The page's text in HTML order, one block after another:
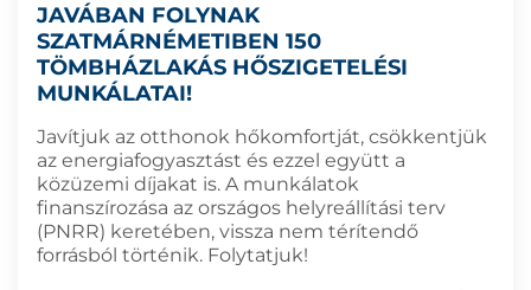
JAVÁBAN FOLYNAK
SZATMÁRNÉMETIBEN 150
TÖMBHÁZLAKÁS HŐSZIGETELÉSI
MUNKÁLATAI!
Javítjuk az otthonok hőkomfortját, csökkentjük
az energiafogyasztást és ezzel együtt a
közüzemi díjakat is. A munkálatok
finanszírozása az országos helyreállítási terv
(PNRR) keretében, vissza nem térítendő
forrásból történik. Folytatjuk!